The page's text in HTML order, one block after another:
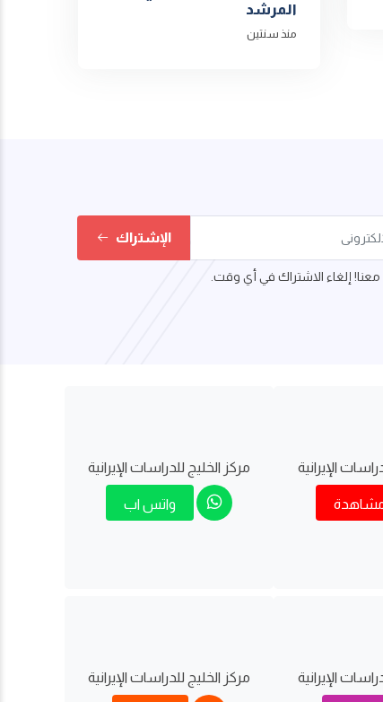
المرشد
منذ سنتين
الإشتراك
إلغاء الاشتراك في أي وقت.
اﻹيرانية مركز الخليج للدراسات اﻹيرانية
واتس اب
اﻹيرانية مركز الخليج للدراسات اﻹيرانية